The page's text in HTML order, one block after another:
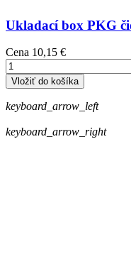
Ukladací box PKG
Cena 10,15 €
Vložiť do košíka
keyboard_arrow_left
keyboard_arrow_right